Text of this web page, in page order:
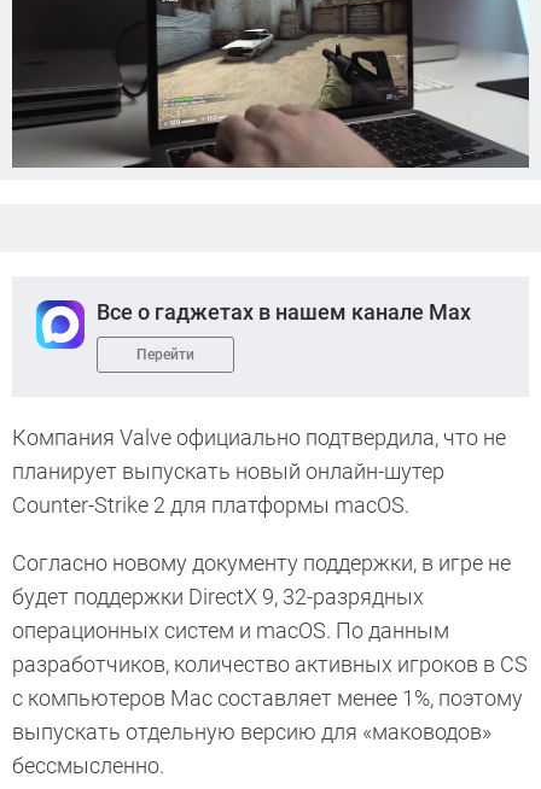
Все о гаджетах в нашем канале Max
Перейти
Компания Valve официально подтвердила, что не
планирует выпускать новый онлайн-шутер
Counter-Strike 2 для платформы macOS.
Согласно новому документу поддержки, в игре не
будет поддержки DirectX 9, 32-разрядных
операционных систем и macOS. По данным
разработчиков, количество активных игроков в CS
с компьютеров Mac составляет менее 1%, поэтому
выпускать отдельную версию для «маководов»
бессмысленно.